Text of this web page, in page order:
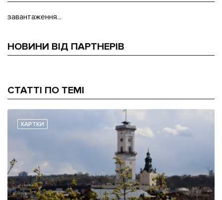
завантаження...
НОВИНИ ВІД ПАРТНЕРІВ
СТАТТІ ПО ТЕМІ
КАРТКИ